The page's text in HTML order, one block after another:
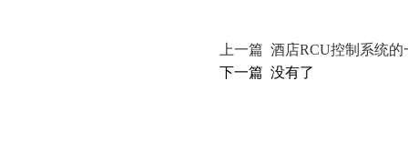
上一篇 酒店RCU控制系统
下一篇 没有了